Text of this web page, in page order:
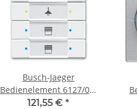
Busch-Jaeger
Bedienelement 6127/02-
84 4fach studioweiß
121,55 € *